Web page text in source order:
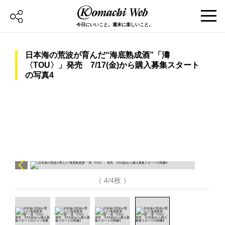
今日にいいこと。週末に楽しいこと。
日本海の荒波が育んだ“海底熟成酒”「濤
〈TOU〉」発売 7/17(金)から購入募集スタート
の写真4
（ 4/4枚 ）